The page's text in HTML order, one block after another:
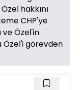
hakkını
CHP'ye
ve Özel'in
Özel'i görevden